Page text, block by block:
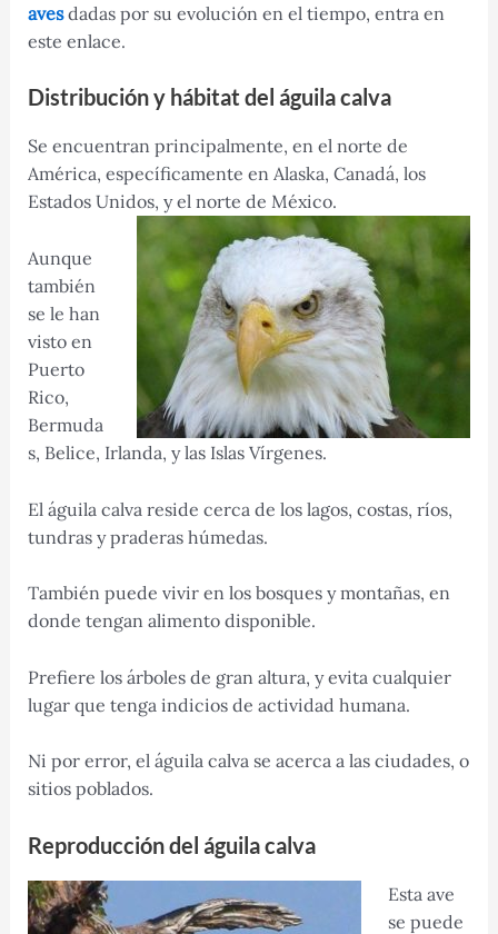
avesdadas por su evolución en el tiempo, entra en
este enlace.
Distribución y hábitat del águila calva
Se encuentran principalmente, en el norte de
América, específicamente en Alaska, Canadá, los
Estados Unidos, y el norte de México.
Aunque
también
se le han
visto en
Puerto
Rico,
Bermuda
s, Belice, Irlanda, y las Islas Vírgenes.
El águila calva reside cerca de los lagos, costas, ríos,
tundras y praderas húmedas.
También puede vivir en los bosques y montañas, en
donde tengan alimento disponible.
Prefiere los árboles de gran altura, y evita cualquier
lugar que tenga indicios de actividad humana.
Ni por error, el águila calva se acerca a las ciudades, o
sitios poblados.
Reproducción del águila calva
Esta ave
se puede